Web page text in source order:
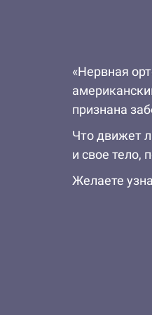
«Нервная
признана
Что движет
и свое тело,
Желаете